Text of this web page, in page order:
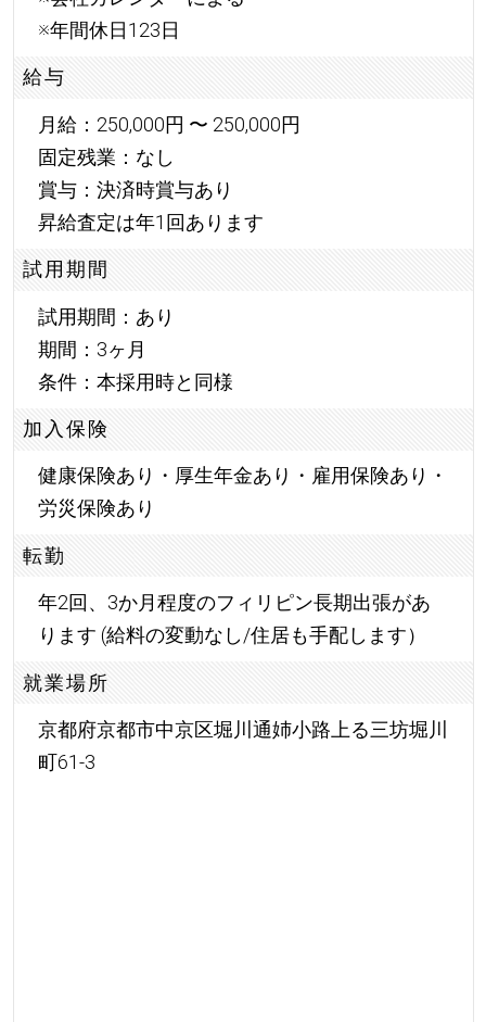
※年間休日123日
給与
月給：250,000円 〜 250,000円
固定残業：なし
賞与：決済時賞与あり
昇給査定は年1回あります
試用期間
試用期間：あり
期間：3ヶ月
条件：本採用時と同様
加入保険
健康保険あり・厚生年金あり・雇用保険あり・
労災保険あり
転勤
年2回、3か月程度のフィリピン長期出張があ
ります (給料の変動なし/住居も手配します）
就業場所
京都府京都市中京区堀川通姉小路上る三坊堀川
町61-3